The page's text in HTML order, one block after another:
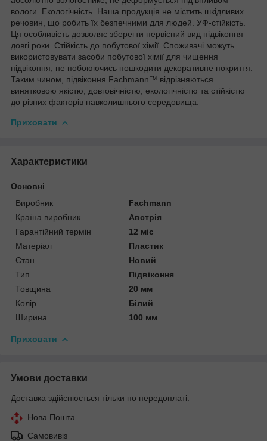
вологи. Екологічність. Наша продукція не містить шкідливих
речовин, що робить їх безпечними для людей. УФ-стійкість.
Ця особливість дозволяє зберегти первісний вид підвіконня
довгі роки. Стійкість до побутової хімії. Споживачі можуть
використовувати засоби побутової хімії для чищення
підвіконня, не побоюючись пошкодити декоративне покриття.
Таким чином, підвіконня Fachmann™ відрізняються
винятковою якістю, довговічністю, екологічністю та стійкістю
до різних факторів навколишнього середовища.
Приховати
Характеристики
Основні
Виробник
Fachmann
Країна виробник
Австрія
Гарантійний термін
12 міс
Матеріал
Пластик
Стан
Новий
Тип
Підвіконня
Товщина
20 мм
Колір
Білий
Ширина
100 мм
Приховати
Умови доставки
Доставка здійснюється тільки по передоплаті.
Нова Пошта
Самовивіз